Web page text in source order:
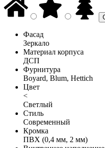
Фасад
Зеркало
Материал корпуса
ДСП
Фурнитура
Boyard, Blum, Hettich
Цвет
<
Светлый
Стиль
Современный
Кромка
ПВХ (0,4 мм, 2 мм)